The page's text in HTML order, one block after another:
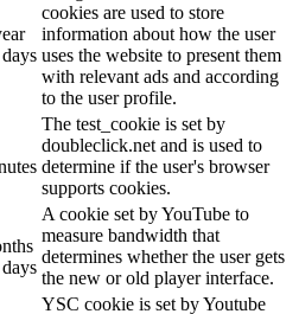
cookies are used to store
information about how the user
uses the website to present them
with relevant ads and according
to the user profile.
The test_cookie is set by
doubleclick.net and is used to
determine if the user's browser
supports cookies.
A cookie set by YouTube to
measure bandwidth that
determines whether the user gets
the new or old player interface.
YSC cookie is set by Youtube